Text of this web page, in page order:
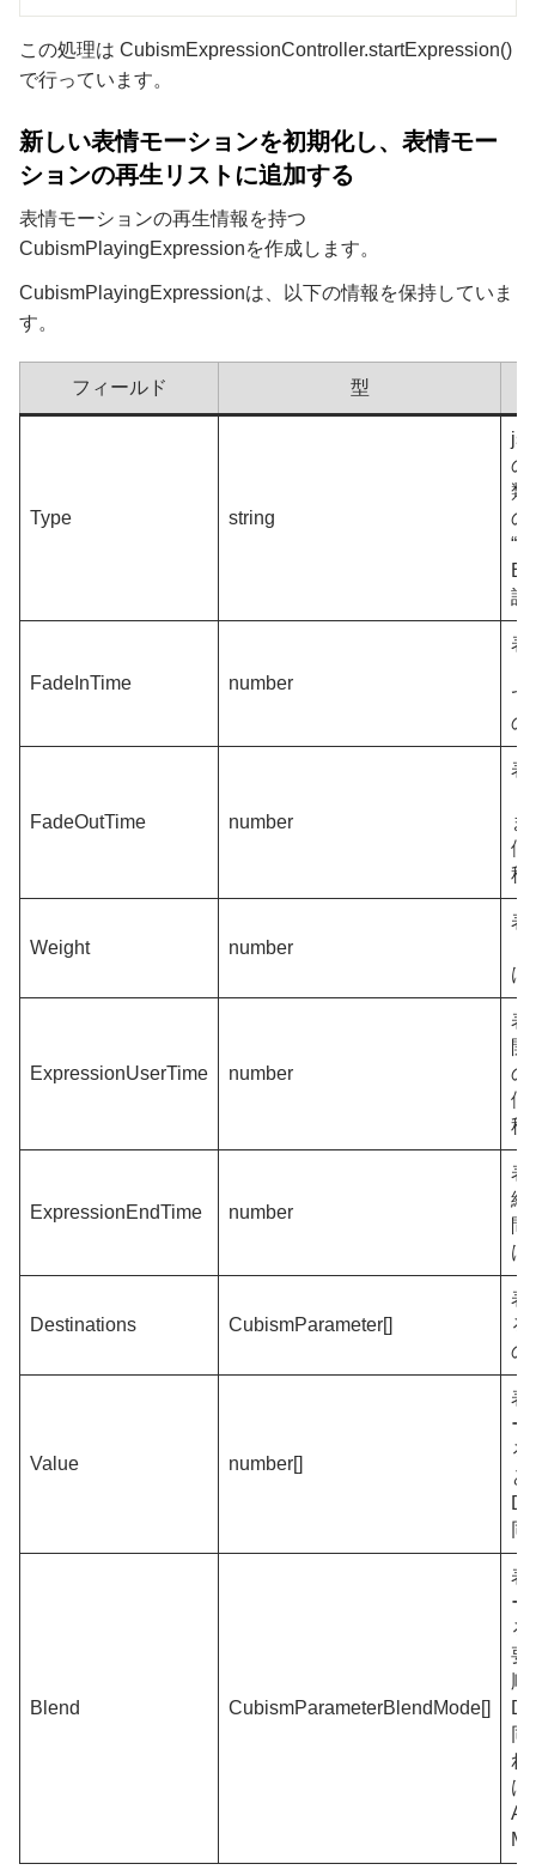
この処理は CubismExpressionController.startExpression()
で行っています。
新しい表情モーションを初期化し、表情モー
ションの再生リストに追加する
表情モーションの再生情報を持つ
CubismPlayingExpressionを作成します。
CubismPlayingExpressionは、以下の情報を保持していま
す。
フィールド 型
Type string
の
類
の
設
FadeInTime number
表
で
の
FadeOutTime number
表
値
秒
Weight number
表
は
ExpressionUserTime number
表
開
の
値
秒
ExpressionEndTime number
表
終
間
は
Destinations CubismParameter[]
表
る
の
Value number[]
表
ー
る
と
同
Blend CubismParameterBlendMode[]
表
ー
る
要
順
同
れ
は